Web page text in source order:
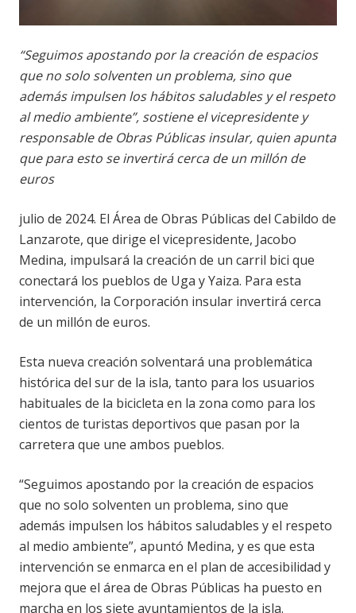
“Seguimos apostando por la creación de espacios
que no solo solventen un problema, sino que
además impulsen los hábitos saludables y el respeto
al medio ambiente”, sostiene el vicepresidente y
responsable de Obras Públicas insular, quien apunta
que para esto se invertirá cerca de un millón de
euros
julio de 2024. El Área de Obras Públicas del Cabildo de
Lanzarote, que dirige el vicepresidente, Jacobo
Medina, impulsará la creación de un carril bici que
conectará los pueblos de Uga y Yaiza. Para esta
intervención, la Corporación insular invertirá cerca
de un millón de euros.
Esta nueva creación solventará una problemática
histórica del sur de la isla, tanto para los usuarios
habituales de la bicicleta en la zona como para los
cientos de turistas deportivos que pasan por la
carretera que une ambos pueblos.
“Seguimos apostando por la creación de espacios
que no solo solventen un problema, sino que
además impulsen los hábitos saludables y el respeto
al medio ambiente”, apuntó Medina, y es que esta
intervención se enmarca en el plan de accesibilidad y
mejora que el área de Obras Públicas ha puesto en
marcha en los siete ayuntamientos de la isla.